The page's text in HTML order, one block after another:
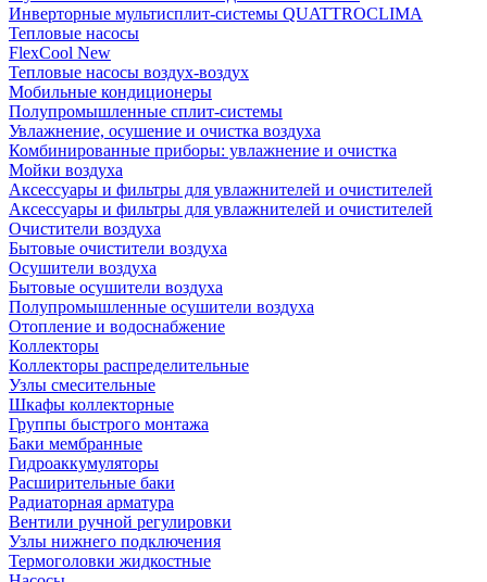
Инверторные мультисплит-системы QUATTROCLIMA
Тепловые насосы
FlexCool New
Тепловые насосы воздух-воздух
Мобильные кондиционеры
Полупромышленные сплит-системы
Увлажнение, осушение и очистка воздуха
Комбинированные приборы: увлажнение и очистка
Мойки воздуха
Аксессуары и фильтры для увлажнителей и очистителей
Аксессуары и фильтры для увлажнителей и очистителей
Очистители воздуха
Бытовые очистители воздуха
Осушители воздуха
Бытовые осушители воздуха
Полупромышленные осушители воздуха
Отопление и водоснабжение
Коллекторы
Коллекторы распределительные
Узлы смесительные
Шкафы коллекторные
Группы быстрого монтажа
Баки мембранные
Гидроаккумуляторы
Расширительные баки
Радиаторная арматура
Вентили ручной регулировки
Узлы нижнего подключения
Термоголовки жидкостные